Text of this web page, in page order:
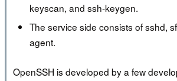
keyscan, and ssh-keygen.
The service side consists of sshd,
agent.
OpenSSH is developed by a few